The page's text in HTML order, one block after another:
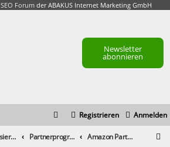
SEO Forumder ABAKUS Internet Marketing GmbH
Newsletter
abonnieren
Anmelden
Registrieren
Monetarisierung & Controlling Partnerprogramme und Partnernetzwerke Amazon Partnerkonto gesperrt!